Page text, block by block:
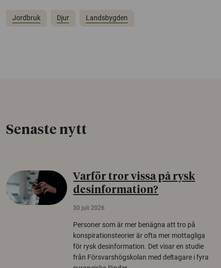
Jordbruk Djur Landsbygden
Senaste nytt
Varför tror vissa på rysk
desinformation?
30 juli 2026
Personer som är mer benägna att tro på
konspirationsteorier är ofta mer mottagliga
för rysk desinformation. Det visar en studie
från Försvarshögskolan med deltagare i fyra